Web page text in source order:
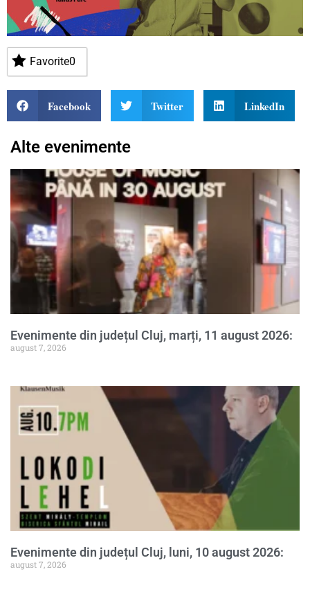
Favorite0
Facebook Twitter LinkedIn
Alte evenimente
Evenimente din județul Cluj, marți, 11 august 2026:
august 7, 2026
Evenimente din județul Cluj, luni, 10 august 2026:
august 7, 2026